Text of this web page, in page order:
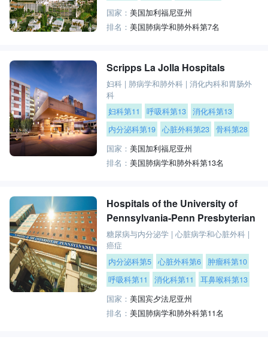
国家：美国加利福尼亚州
排名：美国肺病学和肺外科第7名
Scripps La Jolla Hospitals
妇科 | 肺病学和肺外科 |消化内科和胃肠外
科
妇科第11
呼吸科第13 消化科第13
内分泌科第19 心脏外科第23 骨科第28
国家：美国加利福尼亚州
排名：美国肺病学和肺外科第13名
Hospitals of the University of
Pennsylvania-Penn Presbyterian
糖尿病与内分泌学 |心脏病学和心脏外科 |
癌症
内分泌科第5 心脏外科第6
肿瘤科第10
呼吸科第11
消化科第11
耳鼻喉科第13
国家：美国宾夕法尼亚州
排名：美国肺病学和肺外科第11名